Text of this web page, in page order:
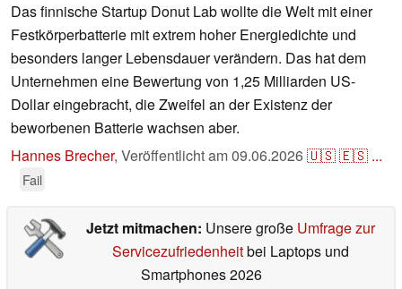
Das finnische Startup Donut Lab wollte die Welt mit einer
Festkörperbatterie mit extrem hoher Energiedichte und
besonders langer Lebensdauer verändern. Das hat dem
Unternehmen eine Bewertung von 1,25 Milliarden US-
Dollar eingebracht, die Zweifel an der Existenz der
beworbenen Batterie wachsen aber.
Hannes Brecher, Veröffentlicht am09.06.2026🇺🇸🇪🇸 ...
Fail
Jetzt mitmachen: Unsere große Umfrage zur
Servicezufriedenheitbei Laptops und
Smartphones 2026